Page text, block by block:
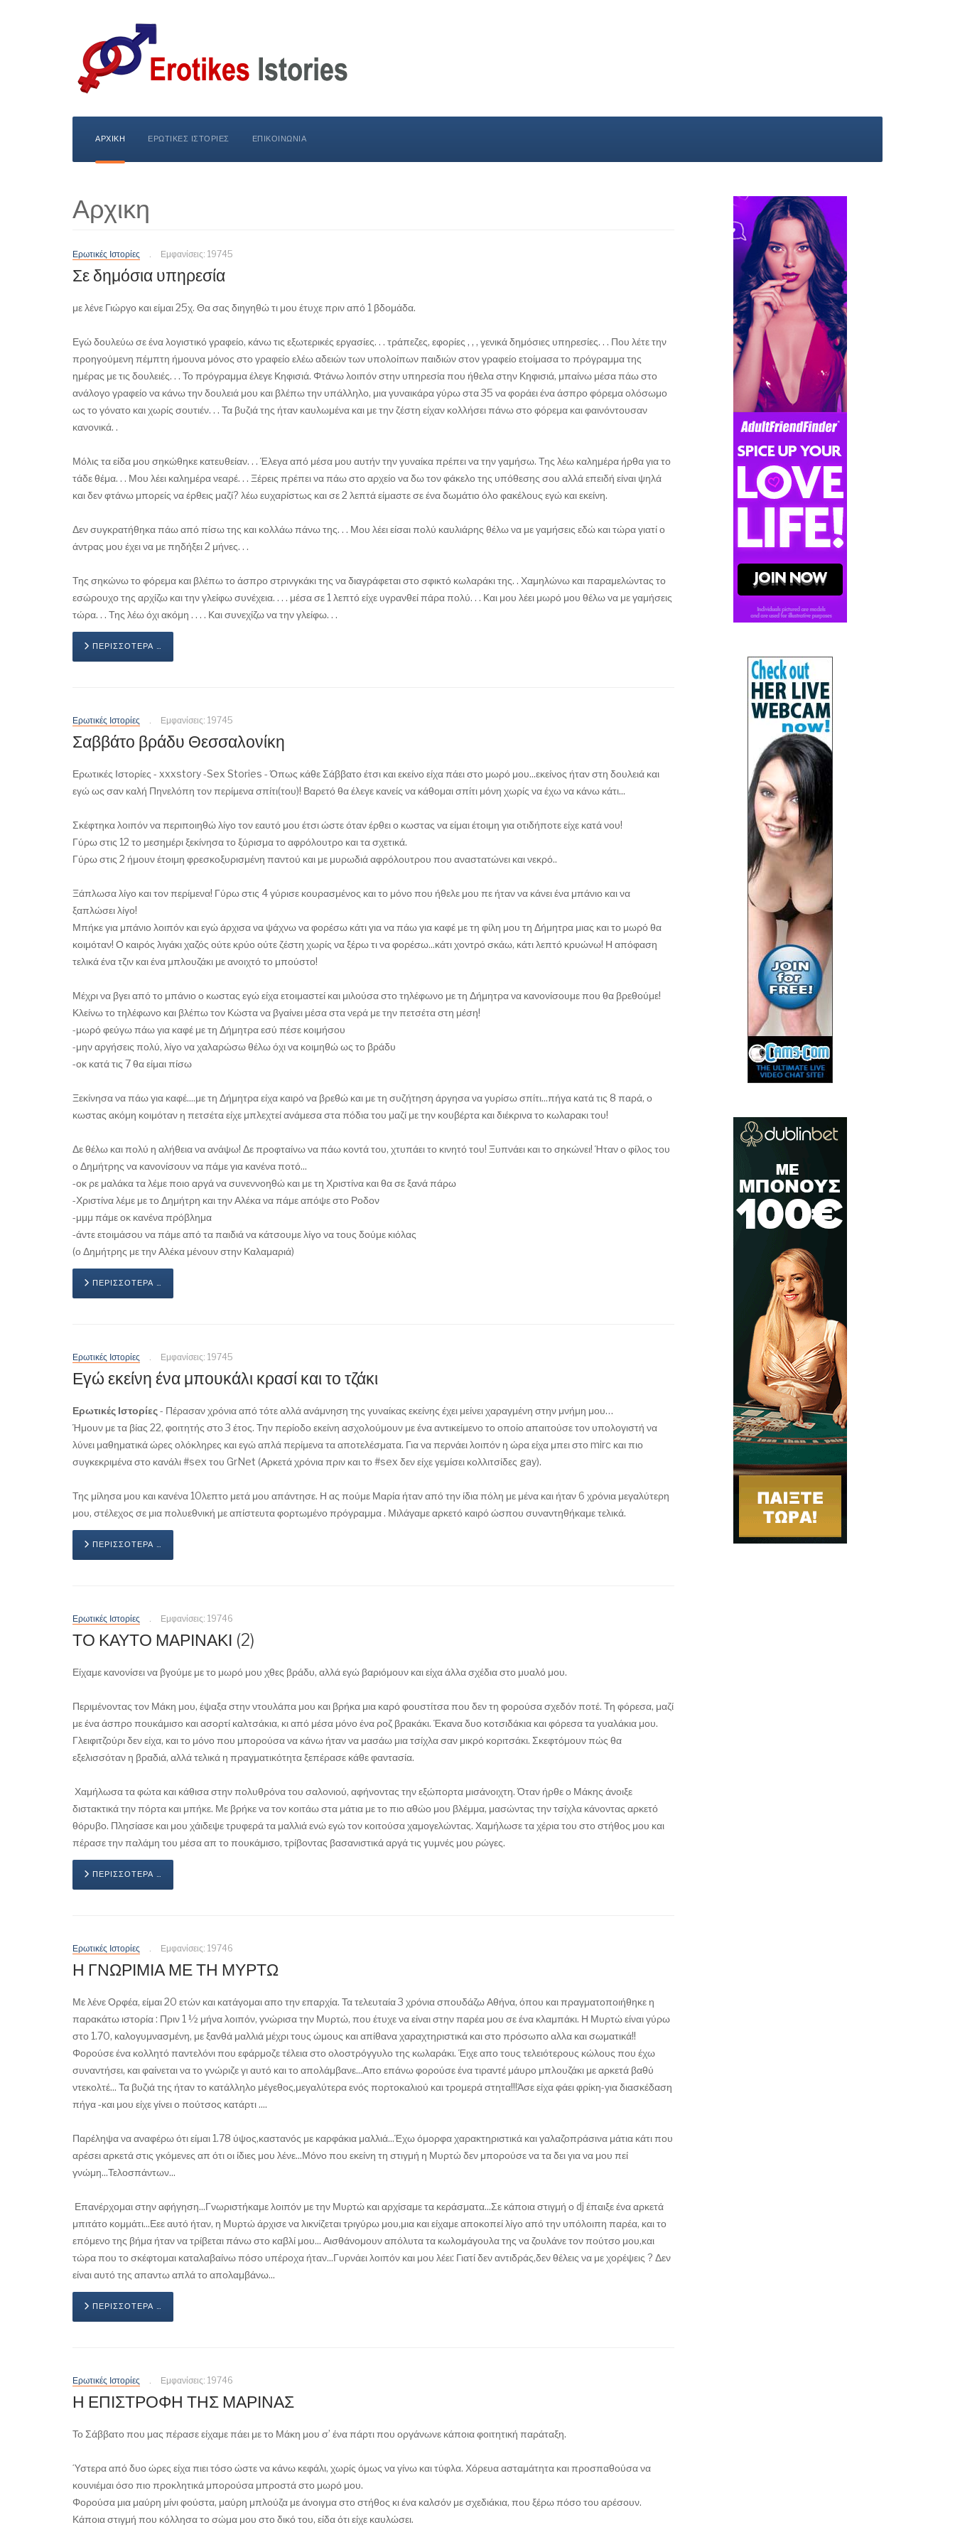
ΑΡΧΙΚΗ ΕΡΩΤΙΚΕΣ ΙΣΤΟΡΙΕΣ ΕΠΙΚΟΙΝΩΝΙΑ
Αρχικη
Ερωτικές Ιστορίες Εμφανίσεις: 19745
Σε δημόσια υπηρεσία
με λένε Γιώργο και είμαι 25χ. Θα σας διηγηθώ τι μου έτυχε πριν από 1 βδομάδα.
Εγώ δουλεύω σε ένα λογιστικό γραφείο, κάνω τις εξωτερικές εργασίες. . . τράπεζες, εφορίες , , , γενικά δημόσιες υπηρεσίες. . . Που λέτε την
προηγούμενη πέμπτη ήμουνα μόνος στο γραφείο ελέω αδειών των υπολοίπων παιδιών στον γραφείο ετοίμασα το πρόγραμμα της
ημέρας με τις δουλειές. . . Το πρόγραμμα έλεγε Κηφισιά. Φτάνω λοιπόν στην υπηρεσία που ήθελα στην Κηφισιά, μπαίνω μέσα πάω στο
ανάλογο γραφείο να κάνω την δουλειά μου και βλέπω την υπάλληλο, μια γυναικάρα γύρω στα 35 να φοράει ένα άσπρο φόρεμα ολόσωμο
ως το γόνατο και χωρίς σουτιέν. . . Τα βυζιά της ήταν καυλωμένα και με την ζέστη είχαν κολλήσει πάνω στο φόρεμα και φαινόντουσαν
κανονικά. .
Μόλις τα είδα μου σηκώθηκε κατευθείαν. . . Έλεγα από μέσα μου αυτήν την γυναίκα πρέπει να την γαμήσω. Της λέω καλημέρα ήρθα για το
τάδε θέμα. . . Μου λέει καλημέρα νεαρέ. . . Ξέρεις πρέπει να πάω στο αρχείο να δω τον φάκελο της υπόθεσης σου αλλά επειδή είναι ψηλά
και δεν φτάνω μπορείς να έρθεις μαζί? λέω ευχαρίστως και σε 2 λεπτά είμαστε σε ένα δωμάτιο όλο φακέλους εγώ και εκείνη.
Δεν συγκρατήθηκα πάω από πίσω της και κολλάω πάνω της. . . Μου λέει είσαι πολύ καυλιάρης θέλω να με γαμήσεις εδώ και τώρα γιατί ο
άντρας μου έχει να με πηδήξει 2 μήνες. . .
Της σηκώνω το φόρεμα και βλέπω το άσπρο στρινγκάκι της να διαγράφεται στο σφικτό κωλαράκι της. . Χαμηλώνω και παραμελώντας το
εσώρουχο της αρχίζω και την γλείφω συνέχεια. . . . μέσα σε 1 λεπτό είχε υγρανθεί πάρα πολύ. . . Και μου λέει μωρό μου θέλω να με γαμήσεις
τώρα. . . Της λέω όχι ακόμη . . . . Και συνεχίζω να την γλείφω. . .
ΠΕΡΙΣΣΌΤΕΡΑ …
Ερωτικές Ιστορίες Εμφανίσεις: 19745
Σαββάτο βράδυ Θεσσαλονίκη
Ερωτικές Ιστορίες - xxxstory -Sex Stories - Όπως κάθε Σάββατο έτσι και εκείνο είχα πάει στο μωρό μου...εκείνος ήταν στη δουλειά και
εγώ ως σαν καλή Πηνελόπη τον περίμενα σπίτι(του)! Βαρετό θα έλεγε κανείς να κάθομαι σπίτι μόνη χωρίς να έχω να κάνω κάτι...
Σκέφτηκα λοιπόν να περιποιηθώ λίγο τον εαυτό μου έτσι ώστε όταν έρθει ο κωστας να είμαι έτοιμη για οτιδήποτε είχε κατά νου!
Γύρω στις 12 το μεσημέρι ξεκίνησα το ξύρισμα το αφρόλουτρο και τα σχετικά.
Γύρω στις 2 ήμουν έτοιμη φρεσκοξυρισμένη παντού και με μυρωδιά αφρόλουτρου που αναστατώνει και νεκρό..
Ξάπλωσα λίγο και τον περίμενα! Γύρω στις 4 γύρισε κουρασμένος και το μόνο που ήθελε μου πε ήταν να κάνει ένα μπάνιο και να
ξαπλώσει λίγο!
Μπήκε για μπάνιο λοιπόν και εγώ άρχισα να ψάχνω να φορέσω κάτι για να πάω για καφέ με τη φίλη μου τη Δήμητρα μιας και το μωρό θα
κοιμόταν! Ο καιρός λιγάκι χαζός ούτε κρύο ούτε ζέστη χωρίς να ξέρω τι να φορέσω...κάτι χοντρό σκάω, κάτι λεπτό κρυώνω! Η απόφαση
τελικά ένα τζιν και ένα μπλουζάκι με ανοιχτό το μπούστο!
Μέχρι να βγει από το μπάνιο ο κωστας εγώ είχα ετοιμαστεί και μιλούσα στο τηλέφωνο με τη Δήμητρα να κανονίσουμε που θα βρεθούμε!
Κλείνω το τηλέφωνο και βλέπω τον Κώστα να βγαίνει μέσα στα νερά με την πετσέτα στη μέση!
-μωρό φεύγω πάω για καφέ με τη Δήμητρα εσύ πέσε κοιμήσου
-μην αργήσεις πολύ, λίγο να χαλαρώσω θέλω όχι να κοιμηθώ ως το βράδυ
-οκ κατά τις 7 θα είμαι πίσω
Ξεκίνησα να πάω για καφέ....με τη Δήμητρα είχα καιρό να βρεθώ και με τη συζήτηση άργησα να γυρίσω σπίτι...πήγα κατά τις 8 παρά, ο
κωστας ακόμη κοιμόταν η πετσέτα είχε μπλεχτεί ανάμεσα στα πόδια του μαζί με την κουβέρτα και διέκρινα το κωλαρακι του!
Δε θέλω και πολύ η αλήθεια να ανάψω! Δε προφταίνω να πάω κοντά του, χτυπάει το κινητό του! Ξυπνάει και το σηκώνει! Ήταν ο φίλος του
ο Δημήτρης να κανονίσουν να πάμε για κανένα ποτό...
-οκ ρε μαλάκα τα λέμε ποιο αργά να συνεννοηθώ και με τη Χριστίνα και θα σε ξανά πάρω
-Χριστίνα λέμε με το Δημήτρη και την Αλέκα να πάμε απόψε στο Ροδον
-μμμ πάμε οκ κανένα πρόβλημα
-άντε ετοιμάσου να πάμε από τα παιδιά να κάτσουμε λίγο να τους δούμε κιόλας
(ο Δημήτρης με την Αλέκα μένουν στην Καλαμαριά)
ΠΕΡΙΣΣΌΤΕΡΑ …
Ερωτικές Ιστορίες Εμφανίσεις: 19745
Εγώ εκείνη ένα μπουκάλι κρασί και το τζάκι
Ερωτικές Ιστορίες- Πέρασαν χρόνια από τότε αλλά ανάμνηση της γυναίκας εκείνης έχει μείνει χαραγμένη στην μνήμη μου…
Ήμουν με τα βίας 22, φοιτητής στο 3 έτος. Την περίοδο εκείνη ασχολούμουν με ένα αντικείμενο το οποίο απαιτούσε τον υπολογιστή να
λύνει μαθηματικά ώρες ολόκληρες και εγώ απλά περίμενα τα αποτελέσματα. Για να περνάει λοιπόν η ώρα είχα μπει στο mirc και πιο
συγκεκριμένα στο κανάλι #sex του GrNet (Αρκετά χρόνια πριν και το #sex δεν είχε γεμίσει κολλιτσίδες gay).
Της μίλησα μου και κανένα 10λεπτο μετά μου απάντησε. Η ας πούμε Μαρία ήταν από την ίδια πόλη με μένα και ήταν 6 χρόνια μεγαλύτερη
μου, στέλεχος σε μια πολυεθνική με απίστευτα φορτωμένο πρόγραμμα . Μιλάγαμε αρκετό καιρό ώσπου συναντηθήκαμε τελικά.
ΠΕΡΙΣΣΌΤΕΡΑ …
Ερωτικές Ιστορίες Εμφανίσεις: 19746
ΤΟ ΚΑΥΤΟ ΜΑΡΙΝΑΚΙ (2)
Είχαμε κανονίσει να βγούμε με το μωρό μου χθες βράδυ, αλλά εγώ βαριόμουν και είχα άλλα σχέδια στο μυαλό μου.
Περιμένοντας τον Μάκη μου, έψαξα στην ντουλάπα μου και βρήκα μια καρό φουστίτσα που δεν τη φορούσα σχεδόν ποτέ. Τη φόρεσα, μαζί
με ένα άσπρο πουκάμισο και ασορτί καλτσάκια, κι από μέσα μόνο ένα ροζ βρακάκι. Έκανα δυο κοτσιδάκια και φόρεσα τα γυαλάκια μου.
Γλειφιτζούρι δεν είχα, και το μόνο που μπορούσα να κάνω ήταν να μασάω μια τσίχλα σαν μικρό κοριτσάκι. Σκεφτόμουν πώς θα
εξελισσόταν η βραδιά, αλλά τελικά η πραγματικότητα ξεπέρασε κάθε φαντασία.
Χαμήλωσα τα φώτα και κάθισα στην πολυθρόνα του σαλονιού, αφήνοντας την εξώπορτα μισάνοιχτη. Όταν ήρθε ο Μάκης άνοιξε
διστακτικά την πόρτα και μπήκε. Με βρήκε να τον κοιτάω στα μάτια με το πιο αθώο μου βλέμμα, μασώντας την τσίχλα κάνοντας αρκετό
θόρυβο. Πλησίασε και μου χάιδεψε τρυφερά τα μαλλιά ενώ εγώ τον κοιτούσα χαμογελώντας. Χαμήλωσε τα χέρια του στο στήθος μου και
πέρασε την παλάμη του μέσα απ το πουκάμισο, τρίβοντας βασανιστικά αργά τις γυμνές μου ρώγες.
ΠΕΡΙΣΣΌΤΕΡΑ …
Ερωτικές Ιστορίες Εμφανίσεις: 19746
Η ΓΝΩΡΙΜΙΑ ΜΕ ΤΗ ΜΥΡΤΩ
Με λένε Ορφέα, είμαι 20 ετών και κατάγομαι απο την επαρχία. Τα τελευταία 3 χρόνια σπουδάζω Αθήνα, όπου και πραγματοποιήθηκε η
παρακάτω ιστορία : Πριν 1 ½ μήνα λοιπόν, γνώρισα την Μυρτώ, που έτυχε να είναι στην παρέα μου σε ένα κλαμπάκι. Η Μυρτώ είναι γύρω
στο 1.70, καλογυμνασμένη, με ξανθά μαλλιά μέχρι τους ώμους και απίθανα χαραχτηριστικά και στο πρόσωπο αλλα και σωματικά!!
Φορούσε ένα κολλητό παντελόνι που εφάρμοζε τέλεια στο ολοστρόγγυλο της κωλαράκι. Έιχε απο τους τελειότερους κώλους που έχω
συναντήσει, και φαίνεται να το γνώριζε γι αυτό και το απολάμβανε...Απο επάνω φορούσε ένα τιραντέ μάυρο μπλουζάκι με αρκετά βαθύ
ντεκολτέ... Τα βυζιά της ήταν το κατάλληλο μέγεθος,μεγαλύτερα ενός πορτοκαλιού και τρομερά στητα!!!Άσε είχα φάει φρίκη-για διασκέδαση
πήγα -και μου είχε γίνει ο πούτσος κατάρτι ....
Παρέληψα να αναφέρω ότι είμαι 1.78 ύψος,καστανός με καρφάκια μαλλιά...Έχω όμορφα χαρακτηριστικά και γαλαζοπράσινα μάτια κάτι που
αρέσει αρκετά στις γκόμενες απ ότι οι ίδιες μου λένε...Μόνο που εκείνη τη στιγμή η Μυρτώ δεν μπορούσε να τα δει για να μου πεί
γνώμη...Τελοσπάντων...
Επανέρχομαι στην αφήγηση...Γνωριστήκαμε λοιπόν με την Μυρτώ και αρχίσαμε τα κεράσματα...Σε κάποια στιγμή ο dj έπαιξε ένα αρκετά
μπιτάτο κομμάτι...Εεε αυτό ήταν, η Μυρτώ άρχισε να λικνίζεται τριγύρω μου,μια και είχαμε αποκοπεί λίγο από την υπόλοιπη παρέα, και το
επόμενο της βήμα ήταν να τρίβεται πάνω στο καβλί μου... Αισθάνομουν απόλυτα τα κωλομάγουλα της να ζουλάνε τον πούτσο μου,και
τώρα που το σκέφτομαι καταλαβαίνω πόσο υπέροχα ήταν...Γυρνάει λοιπόν και μου λέει: Γιατί δεν αντιδράς,δεν θέλεις να με χορέψεις ? Δεν
είναι αυτό της απαντω απλά το απολαμβάνω...
ΠΕΡΙΣΣΌΤΕΡΑ …
Ερωτικές Ιστορίες Εμφανίσεις: 19746
Η ΕΠΙΣΤΡΟΦΗ ΤΗΣ ΜΑΡΙΝΑΣ
Το Σάββατο που μας πέρασε είχαμε πάει με το Μάκη μου σ’ ένα πάρτι που οργάνωνε κάποια φοιτητική παράταξη.
Ύστερα από δυο ώρες είχα πιει τόσο ώστε να κάνω κεφάλι, χωρίς όμως να γίνω και τύφλα. Χόρευα ασταμάτητα και προσπαθούσα να
κουνιέμαι όσο πιο προκλητικά μπορούσα μπροστά στο μωρό μου.
Φορούσα μια μαύρη μίνι φούστα, μαύρη μπλούζα με άνοιγμα στο στήθος κι ένα καλσόν με σχεδιάκια, που ξέρω πόσο του αρέσουν.
Κάποια στιγμή που κόλλησα το σώμα μου στο δικό του, είδα ότι είχε καυλώσει.